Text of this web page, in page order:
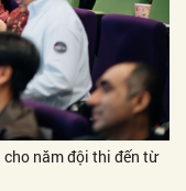
cho năm đội thi đến từ